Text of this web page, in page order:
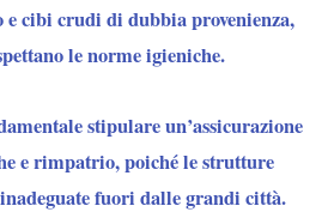
cibi crudi di dubbia provenienza,
le norme igieniche.
stipulare un’assicurazione
e rimpatrio, poiché le strutture
fuori dalle grandi città.